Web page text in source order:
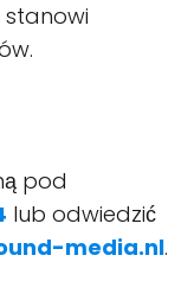
stanowi
pod
lub odwiedzić
media.nl.